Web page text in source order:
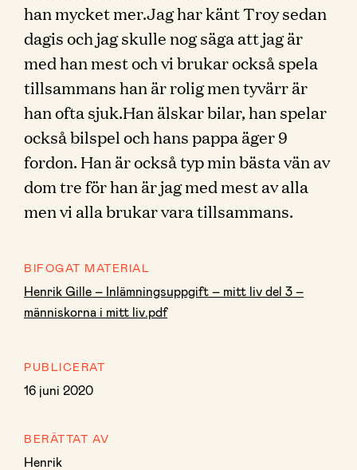
han mycket mer.Jag har känt Troy sedan
dagis och jag skulle nog säga att jag är
med han mest och vi brukar också spela
tillsammans han är rolig men tyvärr är
han ofta sjuk.Han älskar bilar, han spelar
också bilspel och hans pappa äger 9
fordon. Han är också typ min bästa vän av
dom tre för han är jag med mest av alla
men vi alla brukar vara tillsammans.
BIFOGAT MATERIAL
Henrik Gille – Inlämningsuppgift – mitt liv del 3 –
människorna i mitt liv.pdf
PUBLICERAT
16 juni 2020
BERÄTTAT AV
Henrik